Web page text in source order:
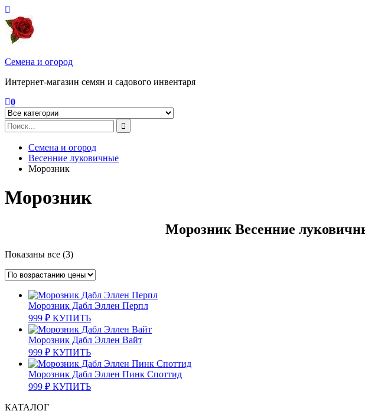
Перейти
к
содержимому
Семена и огород
Интернет-магазин семян и садового инвентаря
0
Семена и огород
Весенние луковичные
Морозник
Морозник
Морозник Весенние
Показаны все (3)Цены:
возрастанию
Морозник Дабл Эллен Перпл
999 ₽ КУПИТЬ
Морозник Дабл Эллен Вайт
999 ₽ КУПИТЬ
Морозник Дабл Эллен Пинк Споттид
999 ₽ КУПИТЬ
КАТАЛОГ